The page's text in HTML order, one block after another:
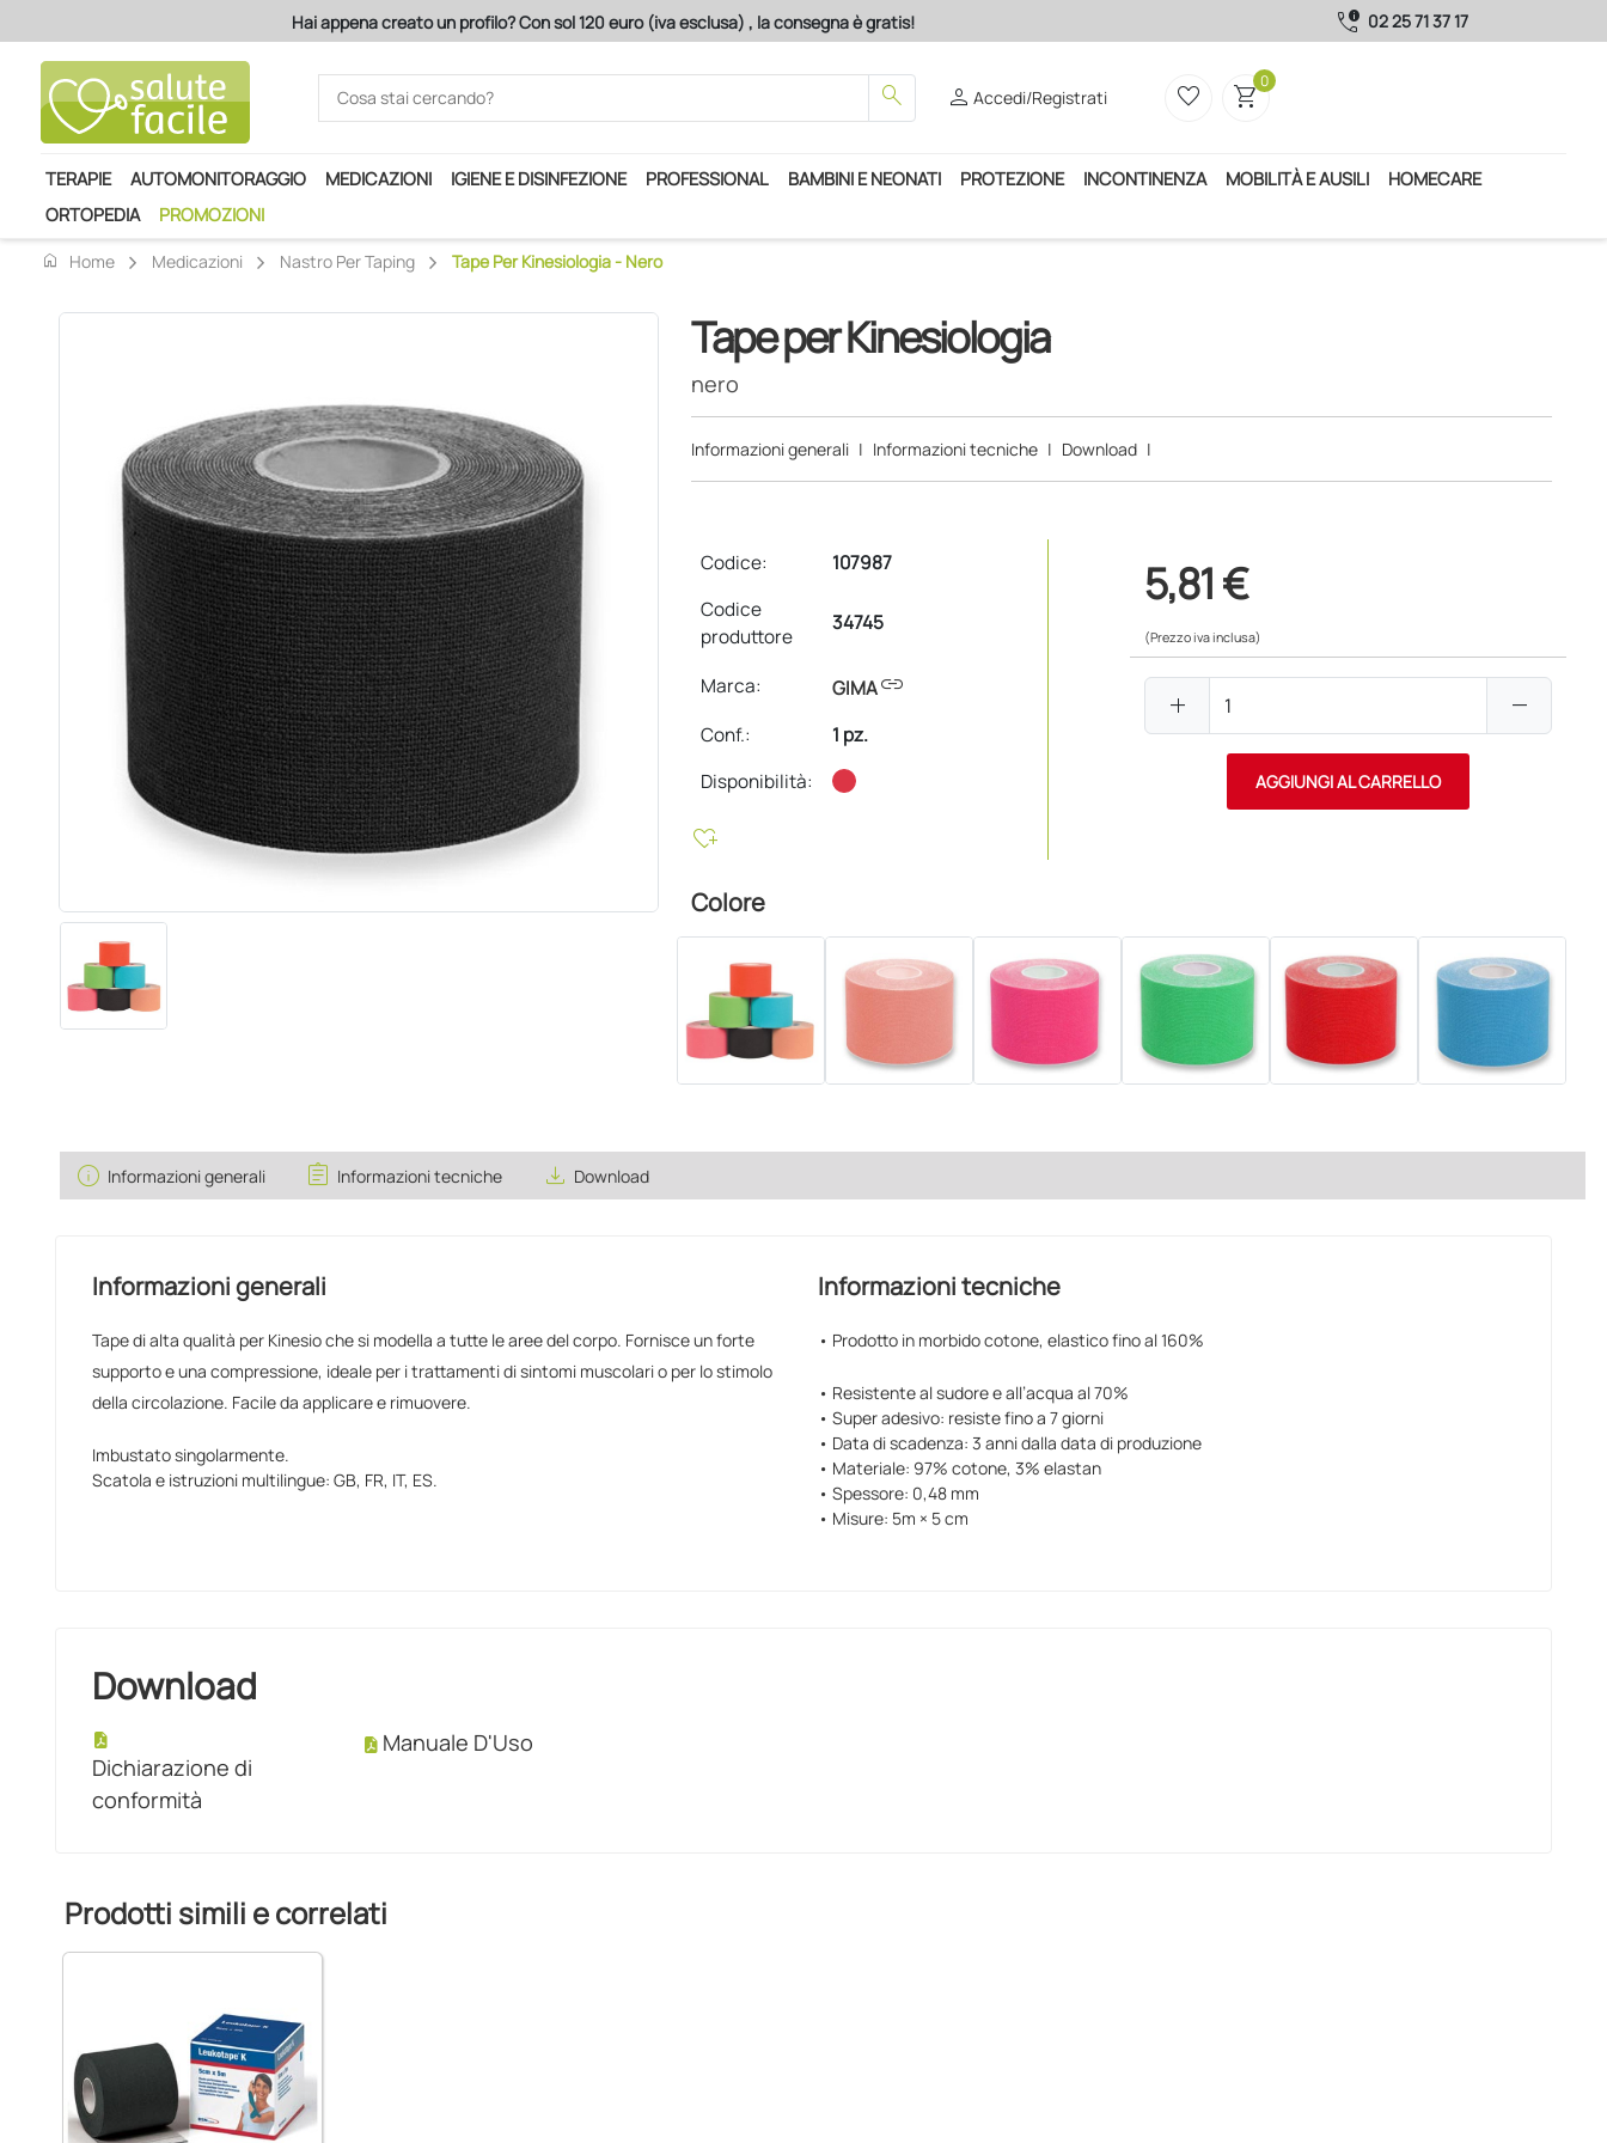
Hai appena creato un profilo? Con sol 120 euro (iva esclusa) , la consegna è gratis! call_quality 02 25 71 37 17
search personAccedi/Registrati favorite_border shopping_cart0
TERAPIE AUTOMONITORAGGIO MEDICAZIONI IGIENE E DISINFEZIONE PROFESSIONAL BAMBINI E NEONATI PROTEZIONE INCONTINENZA MOBILITÀ E AUSILI
HOMECARE
ORTOPEDIA
PROMOZIONI
home
Home Medicazioni Nastro Per Taping Tape Per Kinesiologia - Nero
Tape per Kinesiologia
nero
Informazioni generali | Informazioni tecniche | Download |
Codice:
107987
Codice
produttore
34745
Marca: GIMAlink
Conf.:
1 pz.
Disponibilità:
heart_plus
5,81 €
(Prezzo iva inclusa)
add remove
AGGIUNGI AL CARRELLO
Colore
info Informazioni generali assignment Informazioni tecniche save_alt Download
Informazioni generali
Tape di alta qualità per Kinesio che si modella a tutte le aree del corpo. Fornisce un forte
supporto e una compressione, ideale per i trattamenti di sintomi muscolari o per lo stimolo
della circolazione. Facile da applicare e rimuovere.
Imbustato singolarmente.
Scatola e istruzioni multilingue: GB, FR, IT, ES.
Informazioni tecniche
• Prodotto in morbido cotone, elastico fino al 160%
• Resistente al sudore e all’acqua al 70%
• Super adesivo: resiste fino a 7 giorni
• Data di scadenza: 3 anni dalla data di produzione
• Materiale: 97% cotone, 3% elastan
• Spessore: 0,48 mm
• Misure: 5m × 5 cm
Download
Dichiarazione di
conformità
Manuale D'Uso
Prodotti simili e correlati